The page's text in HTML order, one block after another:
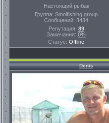
Настоящий рыбак
Группа: Smolfishing group
Сообщений: 3434
Репутация: 89
Замечания: 0%
Статус: Offline
Denis